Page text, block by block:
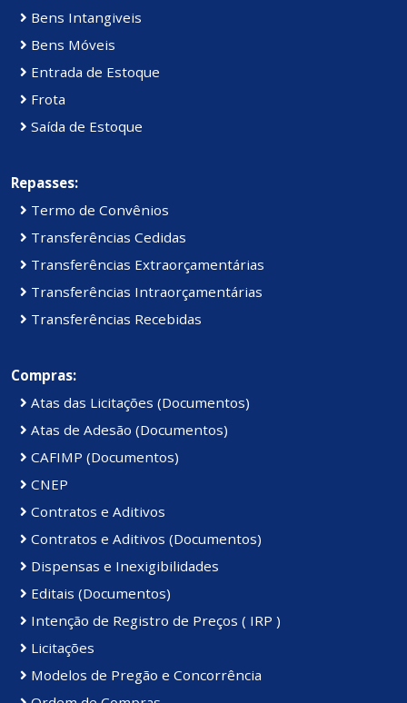
Bens Intangiveis
Bens Móveis
Entrada de Estoque
Frota
Saída de Estoque
Repasses:
Termo de Convênios
Transferências Cedidas
Transferências Extraorçamentárias
Transferências Intraorçamentárias
Transferências Recebidas
Compras:
Atas das Licitações (Documentos)
Atas de Adesão (Documentos)
CAFIMP (Documentos)
CNEP
Contratos e Aditivos
Contratos e Aditivos (Documentos)
Dispensas e Inexigibilidades
Editais (Documentos)
Intenção de Registro de Preços ( IRP )
Licitações
Modelos de Pregão e Concorrência